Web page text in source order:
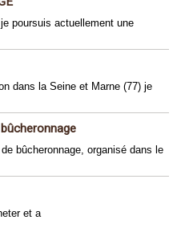
poursuis actuellement une
dans la Seine et Marne (77) je
bûcheronnage, organisé dans le
et a